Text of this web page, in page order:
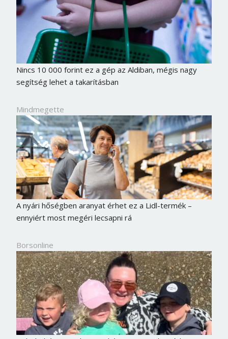
Nincs 10 000 forint ez a gép az Aldiban, mégis nagy
segítség lehet a takarításban
Mindmegette
A nyári hőségben aranyat érhet ez a Lidl-termék –
ennyiért most megéri lecsapni rá
Borsonline